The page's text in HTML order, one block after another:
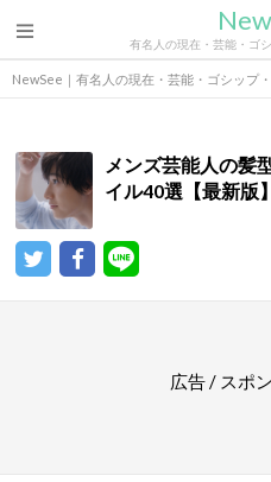
有名人の現在・芸能・ゴ
NewSee｜有名人の現在・芸能・ゴシップ
メンズ芸能人の髪
イル40選【最新版】
広告 / スポ